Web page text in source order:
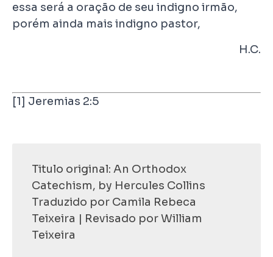
essa será a oração de seu indigno irmão,
porém ainda mais indigno pastor,
H.C.
[1] Jeremias 2:5
Titulo original: An Orthodox
Catechism, by Hercules Collins
Traduzido por Camila Rebeca
Teixeira | Revisado por William
Teixeira